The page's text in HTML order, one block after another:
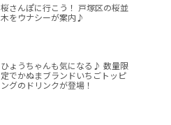
桜さんぽに行こう！ 戸塚区の桜並
木をウナシーが案内♪
ひょうちゃんも気になる♪ 数量限
定でかぬまブランドいちごトッピ
ングのドリンクが登場！